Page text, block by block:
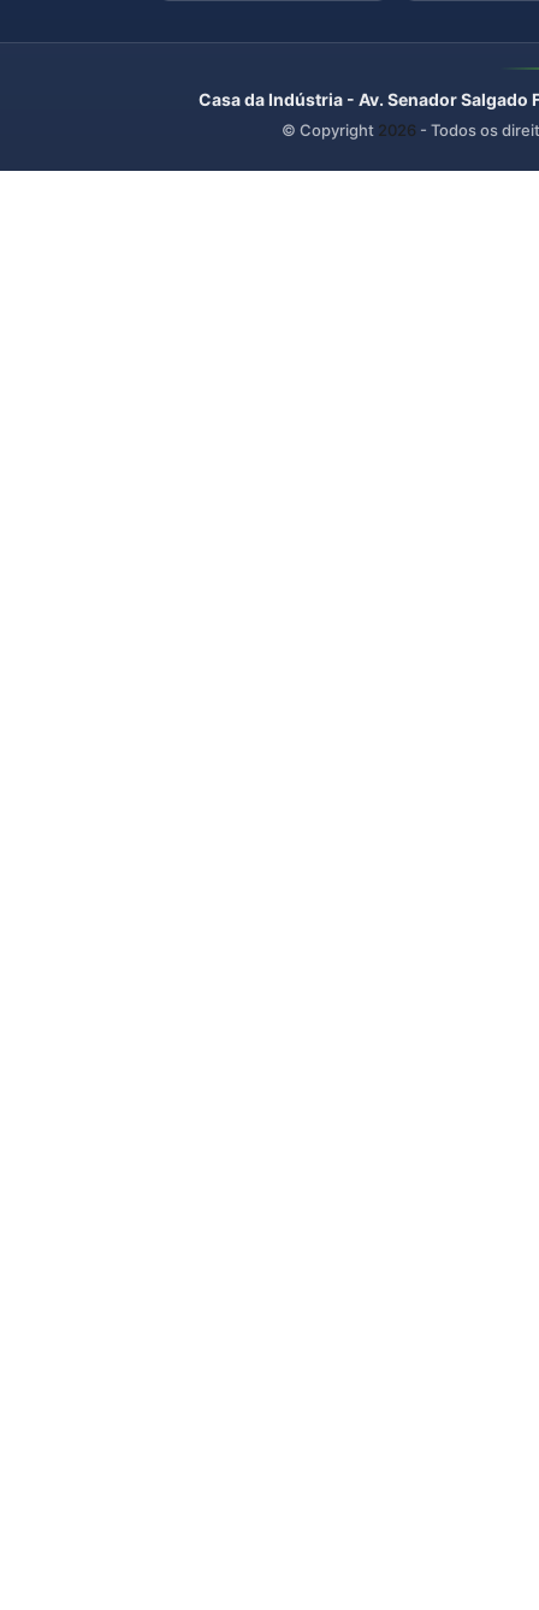
Casa da Indústria - Av. Senador
© Copyright 2026 - Todos os